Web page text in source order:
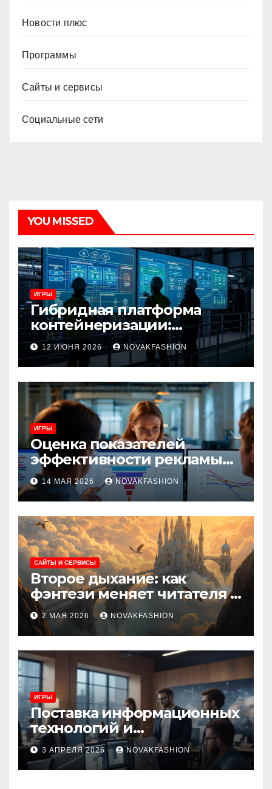
Новости плюс
Программы
Сайты и сервисы
Социальные сети
YOU MISSED
ИГРЫ
Гибридная платформа
контейнеризации:
архитектура, особенности
и сценарии использования
12 ИЮНЯ 2026 NOVAKFASHION
ИГРЫ
Оценка показателей
эффективности рекламы
при атрибуции
множественных точек
касания
14 МАЯ 2026 NOVAKFASHION
САЙТЫ И СЕРВИСЫ
Второе дыхание: как
фэнтези меняет читателя и
культуру
2 МАЯ 2026 NOVAKFASHION
ИГРЫ
Поставка информационных
технологий и
инновационные решения
3 АПРЕЛЯ 2026 NOVAKFASHION